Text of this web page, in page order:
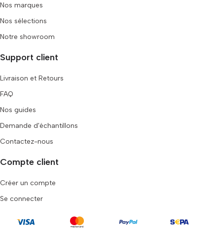
Nos marques
Nos sélections
Notre showroom
Support client
Livraison et Retours
FAQ
Nos guides
Demande d'échantillons
Contactez-nous
Compte client
Créer un compte
Se connecter